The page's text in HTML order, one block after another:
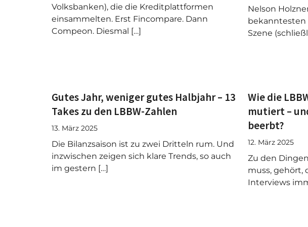
Volksbanken), die die Kreditplattformen
einsammelten. Erst Fincompare. Dann
Compeon. Diesmal […]
Nelson
bekanntesten
Szene
Gutes Jahr, weniger gutes Halbjahr – 13
Takes zu den LBBW-Zahlen
13. März 2025
Die Bilanzsaison ist zu zwei Dritteln rum. Und
inzwischen zeigen sich klare Trends, so auch
im gestern […]
Wie die
mutiert –
beerbt?
12. März 2025
Zu den
muss, gehört,
Interviews